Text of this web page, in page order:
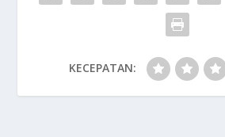
KECEPATAN: